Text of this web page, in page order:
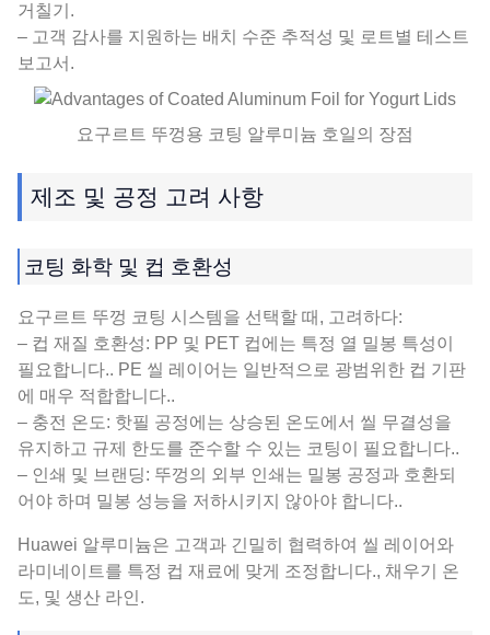
거칠기.
– 고객 감사를 지원하는 배치 수준 추적성 및 로트별 테스트
보고서.
요구르트 뚜껑용 코팅 알루미늄 호일의 장점
제조 및 공정 고려 사항
코팅 화학 및 컵 호환성
요구르트 뚜껑 코팅 시스템을 선택할 때, 고려하다:
– 컵 재질 호환성: PP 및 PET 컵에는 특정 열 밀봉 특성이
필요합니다.. PE 씰 레이어는 일반적으로 광범위한 컵 기판
에 매우 적합합니다..
– 충전 온도: 핫필 공정에는 상승된 온도에서 씰 무결성을
유지하고 규제 한도를 준수할 수 있는 코팅이 필요합니다..
– 인쇄 및 브랜딩: 뚜껑의 외부 인쇄는 밀봉 공정과 호환되
어야 하며 밀봉 성능을 저하시키지 않아야 합니다..
Huawei 알루미늄은 고객과 긴밀히 협력하여 씰 레이어와
라미네이트를 특정 컵 재료에 맞게 조정합니다., 채우기 온
도, 및 생산 라인.